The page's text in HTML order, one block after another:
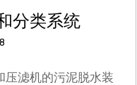
分类系统
压滤机的污泥脱水装